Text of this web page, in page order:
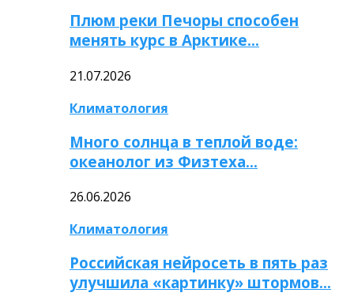
Плюм реки Печоры способен
менять курс в Арктике…
21.07.2026
Климатология
Много солнца в теплой воде:
океанолог из Физтеха…
26.06.2026
Климатология
Российская нейросеть в пять раз
улучшила «картинку» штормов…